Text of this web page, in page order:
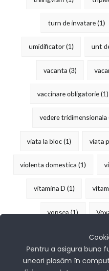
turn de invatare(1)
umidificator(1) unt
vacanta (3)
vaccinare obligatorie(1)
vedere tridimensionala
viata la bloc(1) viata
violenta domestica (1)
vitamina D (1)
vopsea (1)
Pentru a asigura buna
uneori plasăm în